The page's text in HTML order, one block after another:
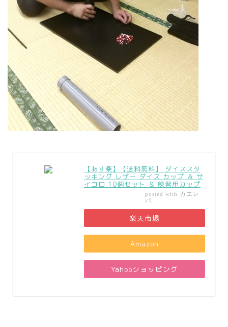
【あす楽】【送料無料】 ダイススタ
ッキング レザー ダイス カップ ＆ サ
イコロ 10個セット ＆ 練習用カップ
posted with カエレ
バ
楽天市場
Amazon
Yahooショッピング